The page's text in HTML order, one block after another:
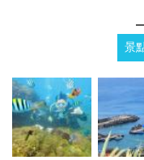
特色是老闆很
給我們。住在
景